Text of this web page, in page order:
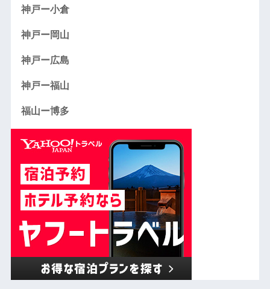
神戸ー小倉
神戸ー岡山
神戸ー広島
神戸ー福山
福山ー博多